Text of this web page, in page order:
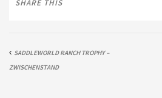
EWU BUND
SHARE THIS
SADDLEWORLD RANCH TROPHY –
ZWISCHENSTAND